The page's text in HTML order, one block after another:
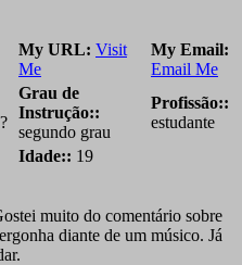
My URL: Visit
Me
My Email:
Email Me
Grau de
Instrução::
segundo grau
Profissão::
estudante
Idade:: 19
muito do comentário sobre
diante de um músico. Já